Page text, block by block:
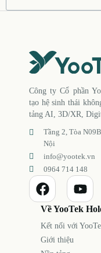
Công ty Cổ phần
tạo hệ sinh thái
tảng AI, 3D/XR,
Tầng 2, Tòa
Nội
info@yootek.vn
0964 714 148
Về YooTek
Kết nối với
Giới thiệu